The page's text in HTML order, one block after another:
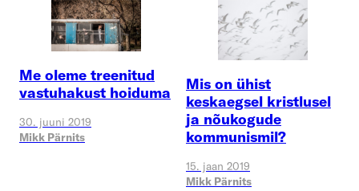
Me oleme treenitud
vastuhakust hoiduma
30. juuni 2019
Mikk Pärnits
Mis on ühist
keskaegsel kristlusel
ja nõukogude
kommunismil?
15. jaan 2019
Mikk Pärnits